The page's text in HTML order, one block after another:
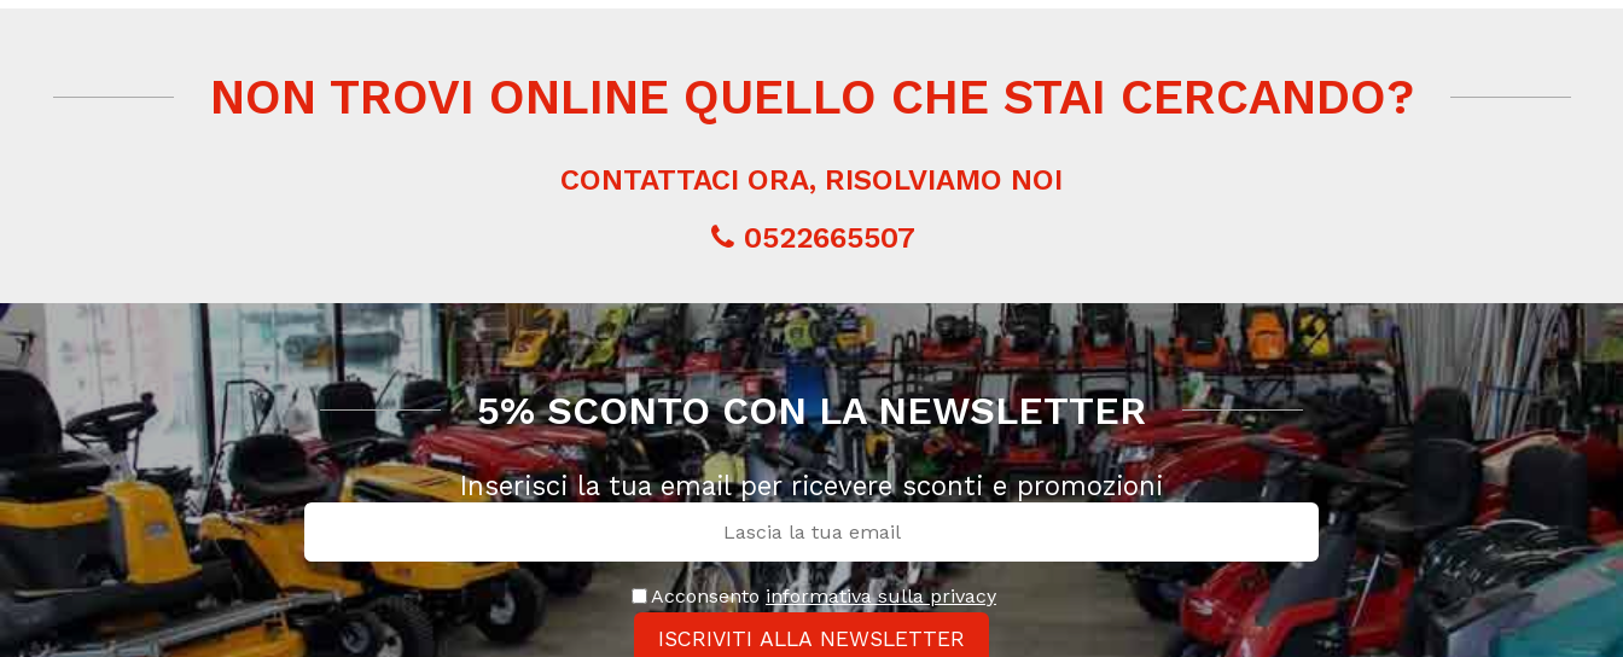
NON TROVI ONLINE QUELLO CHE STAI CERCANDO?
CONTATTACI ORA, RISOLVIAMO NOI
0522665507
5% SCONTO CON LA NEWSLETTER
Inserisci la tua email per ricevere sconti e promozioni
Acconsento informativa sulla privacy
ISCRIVITI ALLA NEWSLETTER